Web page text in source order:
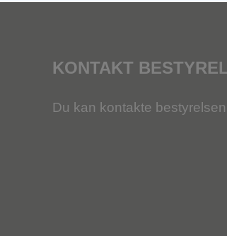
KONTAKT
Du kan kontakte bestyrelsen